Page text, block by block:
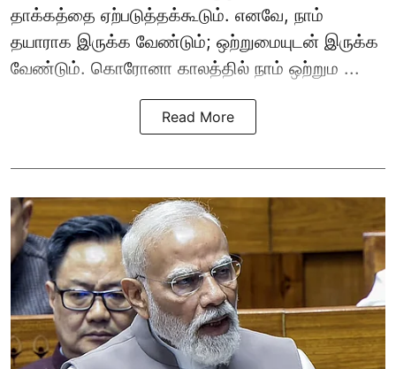
தாக்கத்தை ஏற்படுத்தக்கூடும். எனவே, நாம்
தயாராக இருக்க வேண்டும்; ஒற்றுமையுடன் இருக்க
வேண்டும். கொரோனா காலத்தில் நாம் ஒற்றும ...
Read More